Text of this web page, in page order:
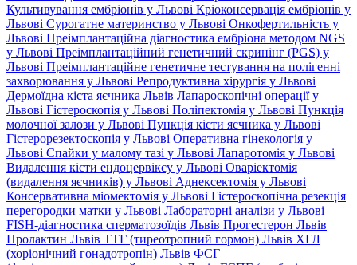
Культивування ембріонів у Львові Кріоконсервація ембріонів у
Львові Сурогатне материнство у Львові Онкофертильність у
Львові Преімплантаційна діагностика ембріона методом NGS
у Львові Преімплантаційний генетичний скринінг (PGS) у
Львові Преімплантаційне генетичне тестування на полігенні
захворювання у Львові Репродуктивна хірургія у Львові
Дермоїдна кіста яєчника Львів Лапароскопічні операції у
Львові Гістероскопія у Львові Поліпектомія у Львові Пункція
молочної залози у Львові Пункція кісти яєчника у Львові
Гістерорезектоскопія у Львові Оперативна гінекологія у
Львові Спайки у малому тазі у Львові Лапаротомія у Львові
Видалення кісти ендоцервіксу у Львові Оваріектомія
(видалення яєчників) у Львові Аднексектомія у Львові
Консервативна міомектомія у Львові Гістероскопічна резекція
перегородки матки у Львові Лабораторні аналізи у Львові
FISH-діагностика сперматозоїдів Львів Прогестерон Львів
Пролактин Львів ТТГ (тиреотропний гормон) Львів ХГЛ
(хоріонічний гонадотропін) Львів ФСГ